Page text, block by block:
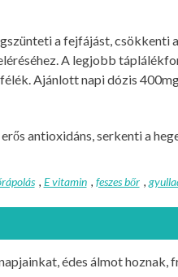
a fejfájást, csökkenti
A legjobb
Ajánlott napi dózis
antioxidáns, serkenti a
, E vitamin , feszes bőr ,
édes álmot hoznak,